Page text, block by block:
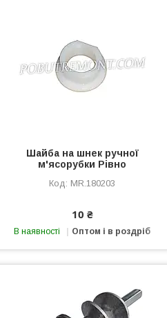
Шайба на шнек ручної
м'ясорубки Рівно
MR.180203
10 ₴
В наявності Оптом і в роздріб